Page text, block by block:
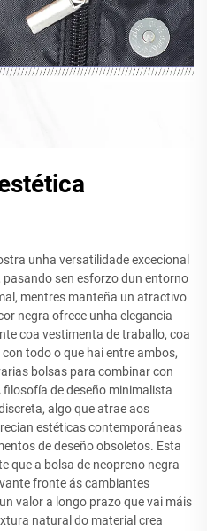
unha versatilidade excecional
sen esforzo dun entorno
mentres manteña un atractivo
negra ofrece unha elegancia
coa vestimenta de traballo, coa
todo o que hai entre ambos,
bolsas para combinar con
de deseño minimalista
algo que atrae aos
estéticas contemporáneas
de deseño obsoletos. Esta
que a bolsa de neopreno negra
fronte ás cambiantes
valor a longo prazo que vai máis
natural do material crea